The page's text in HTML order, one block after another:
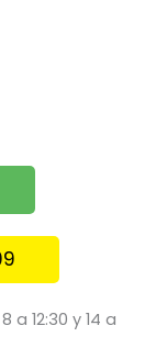
a 12:30 y 14 a